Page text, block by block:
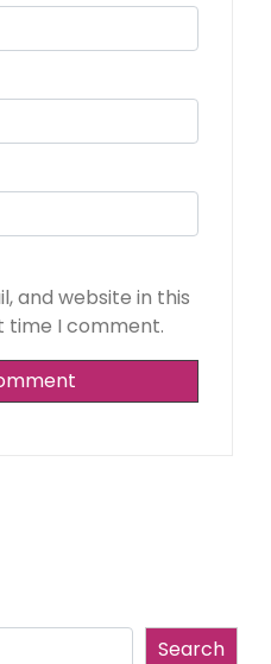
and website in this
time I comment.
Search